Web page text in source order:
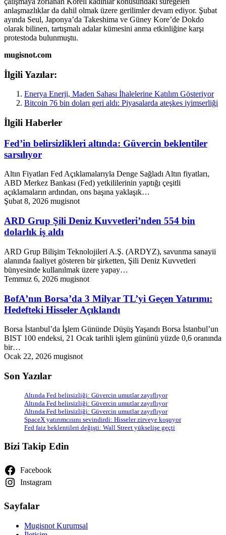
anlaşmazlıklar da dahil olmak üzere gerilimler devam ediyor. Şubat
ayında Seul, Japonya’da Takeshima ve Güney Kore’de Dokdo
olarak bilinen, tartışmalı adalar kümesini anma etkinliğine karşı
protestoda bulunmuştu.
mugisnot.com
İlgili Yazılar:
Enerya Enerji, Maden Sahası İhalelerine Katılım Gösteriyor
Bitcoin 76 bin doları geri aldı: Piyasalarda ateşkes iyimserliği
İlgili Haberler
Fed’in belirsizlikleri altında: Güvercin beklentiler
sarsılıyor
Altın Fiyatları Fed Açıklamalarıyla Denge Sağladı Altın fiyatları,
ABD Merkez Bankası (Fed) yetkililerinin yaptığı çeşitli
açıklamaların ardından, ons başına yaklaşık…
Şubat 8, 2026 mugisnot
ARD Grup Şili Deniz Kuvvetleri’nden 554 bin
dolarlık iş aldı
ARD Grup Bilişim Teknolojileri A.Ş. (ARDYZ), savunma sanayii
alanında faaliyet gösteren bir şirketten, Şili Deniz Kuvvetleri
bünyesinde kullanılmak üzere yapay…
Temmuz 6, 2026 mugisnot
BofA’nın Borsa’da 3 Milyar TL’yi Geçen Yatırımı:
Hedefteki Hisseler Açıklandı
Borsa İstanbul’da İşlem Gününde Düşüş Yaşandı Borsa İstanbul’un
BIST 100 endeksi, 21 Ocak tarihli işlem gününü yüzde 0,6 oranında
bir…
Ocak 22, 2026 mugisnot
Son Yazılar
Altında Fed belirsizliği: Güvercin umutlar zayıflıyor
Altında Fed belirsizliği: Güvercin umutlar zayıflıyor
Altında Fed belirsizliği: Güvercin umutlar zayıflıyor
SpaceX yatırımcısını sevindirdi: Hisseler zirveye koşuyor
Fed faiz beklentileri değişti: Wall Street yükselişe geçti
Bizi Takip Edin
Facebook
Instagram
Sayfalar
Mugisnot Kurumsal